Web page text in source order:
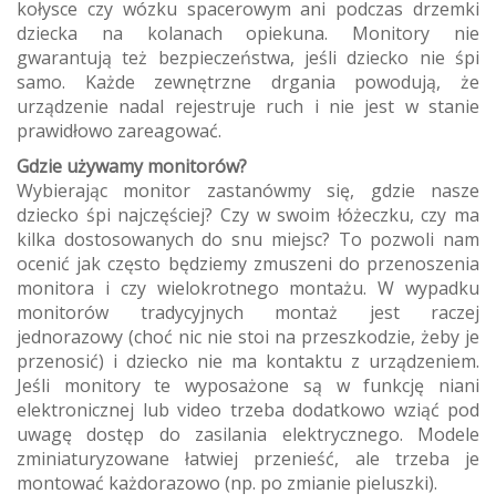
kołysce czy wózku spacerowym ani podczas drzemki
dziecka na kolanach opiekuna. Monitory nie
gwarantują też bezpieczeństwa, jeśli dziecko nie śpi
samo. Każde zewnętrzne drgania powodują, że
urządzenie nadal rejestruje ruch i nie jest w stanie
prawidłowo zareagować.
Gdzie używamy monitorów?
Wybierając monitor zastanówmy się, gdzie nasze
dziecko śpi najczęściej? Czy w swoim łóżeczku, czy ma
kilka dostosowanych do snu miejsc? To pozwoli nam
ocenić jak często będziemy zmuszeni do przenoszenia
monitora i czy wielokrotnego montażu. W wypadku
monitorów tradycyjnych montaż jest raczej
jednorazowy (choć nic nie stoi na przeszkodzie, żeby je
przenosić) i dziecko nie ma kontaktu z urządzeniem.
Jeśli monitory te wyposażone są w funkcję niani
elektronicznej lub video trzeba dodatkowo wziąć pod
uwagę dostęp do zasilania elektrycznego. Modele
zminiaturyzowane łatwiej przenieść, ale trzeba je
montować każdorazowo (np. po zmianie pieluszki).